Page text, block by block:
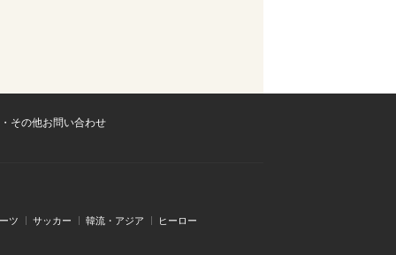
その他お問い合わせ
ツ サッカー 韓流・アジア ヒーロー